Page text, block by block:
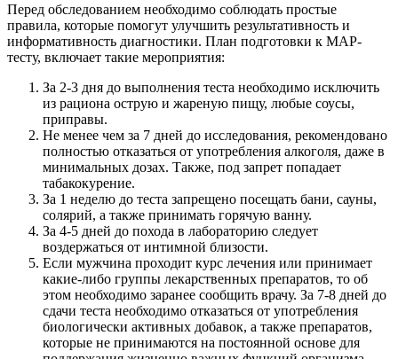
Перед обследованием необходимо соблюдать простые
правила, которые помогут улучшить результативность и
информативность диагностики. План подготовки к МАР-
тесту, включает такие мероприятия:
За 2-3 дня до выполнения теста необходимо исключить
из рациона острую и жареную пищу, любые соусы,
приправы.
Не менее чем за 7 дней до исследования, рекомендовано
полностью отказаться от употребления алкоголя, даже в
минимальных дозах. Также, под запрет попадает
табакокурение.
За 1 неделю до теста запрещено посещать бани, сауны,
солярий, а также принимать горячую ванну.
За 4-5 дней до похода в лабораторию следует
воздержаться от интимной близости.
Если мужчина проходит курс лечения или принимает
какие-либо группы лекарственных препаратов, то об
этом необходимо заранее сообщить врачу. За 7-8 дней до
сдачи теста необходимо отказаться от употребления
биологически активных добавок, а также препаратов,
которые не принимаются на постоянной основе для